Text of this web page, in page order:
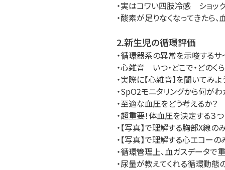
・実はコワい四肢冷感 ショッ
・酸素が足りなくなってきたら
2.新生児の循環評価
・循環器系の異常を示唆する
・心雑音 いつ・どこで・どのく
・実際に【心雑音】を聞いてみよ
・SpO2モニタリングから何がわ
・至適な血圧をどう考えるか？
・超重要！体血圧を決定する３
・【写真】で理解する胸部X線の
・【写真】で理解する心エコー
・循環管理上、血ガスデータで
・尿量が教えてくれる循環動態